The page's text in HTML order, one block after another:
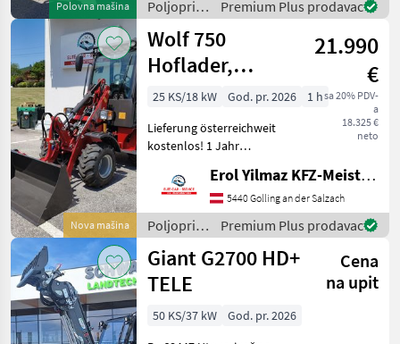
Polovna mašina
Komfortsitz • Arbei
Poljoprivredni
motorni
strojevi /
Weidemann
Premium Plus prodavac
Nova mašina
Wolf 750
Hoflader,
Kabine,
Garantie,
Perkins, Radlade
21.990
€
sa 20% PDV-
a
18.325 €
neto
25 KS/18 kW God. pr. 2026
1 h
Lieferung österreichweit
kostenlos! 1 Jahr
Zusatzgarantie bis zu 4j.
möglich. Gerät ist sofort
verfügbar. Wir verkaufen
einen neuen, top ausgest
Erol Yilmaz KFZ-Meisterbetrieb
5440 Golling an der Salzach
Poljoprivredni
motorni
strojevi /
Wolf
Premium Plus prodavac
Giant G2700 HD+
TELE
Cena
na upit
50 KS/37 kW
God. pr. 2026